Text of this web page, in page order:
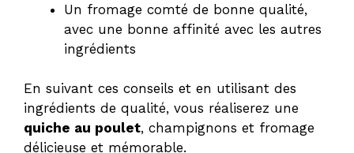
Un fromage comté de bonne qualité,
avec une bonne affinité avec les autres
ingrédients
En suivant ces conseils et en utilisant des
ingrédients de qualité, vous réaliserez une
quiche au poulet, champignons et fromage
délicieuse et mémorable.